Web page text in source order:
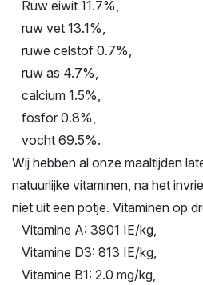
Ruw eiwit 11.7%,
ruw vet 13.1%,
ruwe celstof 0.7%,
ruw as 4.7%,
calcium 1.5%,
fosfor 0.8%,
vocht 69.5%.
Wij hebben al onze maaltijden
natuurlijke vitaminen, na het
niet uit een potje. Vitaminen op
Vitamine A: 3901 IE/kg,
Vitamine D3: 813 IE/kg,
Vitamine B1: 2.0 mg/kg,